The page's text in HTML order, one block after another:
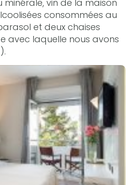
vin de la maison
consommées au
et deux chaises
avec laquelle nous avons